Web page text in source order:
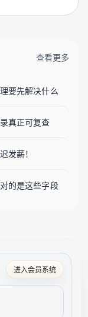
查看更多
要先解决什么
真正可复查
发薪！
的是这些字段
进入会员系统